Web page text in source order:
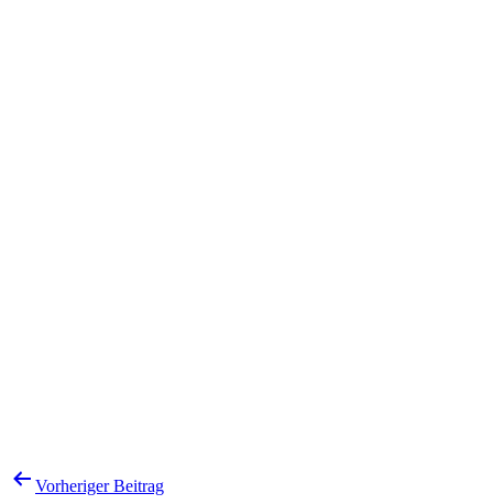
Beitragsnavigation
Vorheriger Beitrag